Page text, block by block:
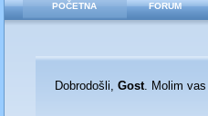
POČETNA FORUM
Dobrodošli, Gost. Molim vas